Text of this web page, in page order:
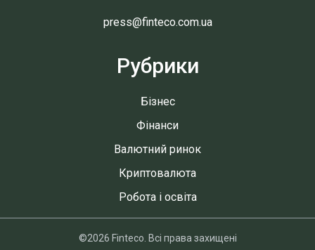
press@finteco.com.ua
Рубрики
Бізнес
Фінанси
Валютний ринок
Криптовалюта
Робота і освіта
©2026 Finteco. Всі права захищені